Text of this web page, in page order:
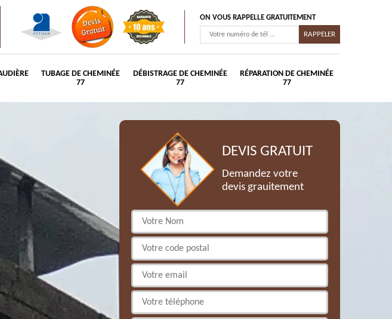
ON VOUS RAPPELLE GRATUITEMENT
TUBAGE DE CHEMINÉE
77
DÉBISTRAGE DE CHEMINÉE
77
RÉPARATION DE CHEMINÉE
77
DEVIS GRATUIT
Demandez votre
devis grauitement